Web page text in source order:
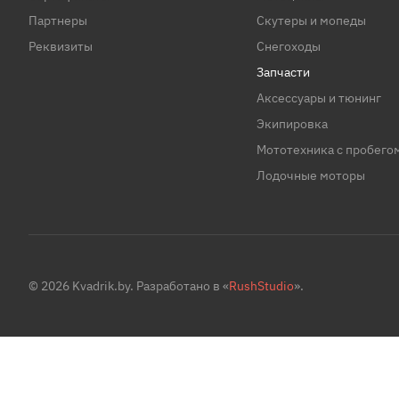
Партнеры
Реквизиты
Скутеры и мопеды
Снегоходы
Запчасти
Аксессуары и тюнинг
Экипировка
Мототехника с
Лодочные моторы
© 2026 Kvadrik.by. Разработано в «RushStudio».